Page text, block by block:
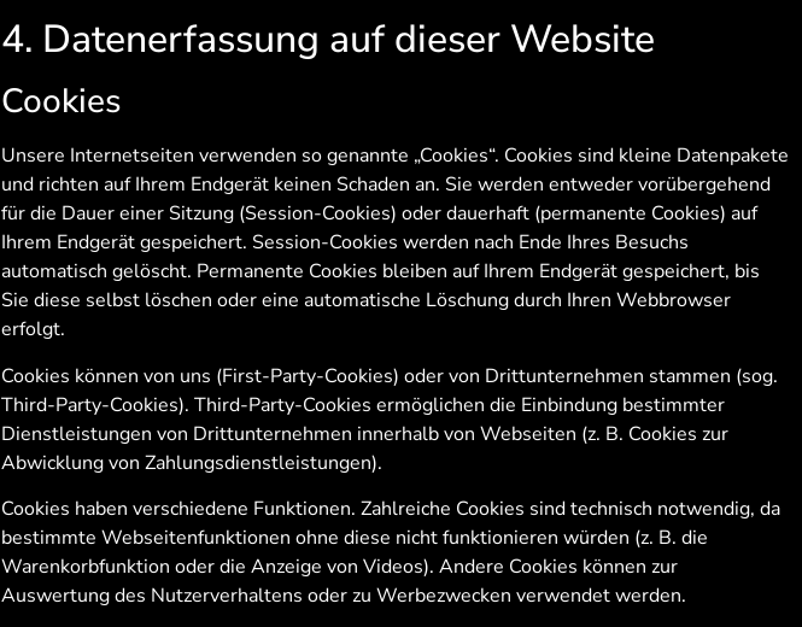
4. Datenerfassung auf dieser Website
Cookies
Unsere Internetseiten verwenden so genannte „Cookies“. Cookies sind kleine Datenpakete
und richten auf Ihrem Endgerät keinen Schaden an. Sie werden entweder vorübergehend
für die Dauer einer Sitzung (Session-Cookies) oder dauerhaft (permanente Cookies) auf
Ihrem Endgerät gespeichert. Session-Cookies werden nach Ende Ihres Besuchs
automatisch gelöscht. Permanente Cookies bleiben auf Ihrem Endgerät gespeichert, bis
Sie diese selbst löschen oder eine automatische Löschung durch Ihren Webbrowser
erfolgt.
Cookies können von uns (First-Party-Cookies) oder von Drittunternehmen stammen (sog.
Third-Party-Cookies). Third-Party-Cookies ermöglichen die Einbindung bestimmter
Dienstleistungen von Drittunternehmen innerhalb von Webseiten (z. B. Cookies zur
Abwicklung von Zahlungsdienstleistungen).
Cookies haben verschiedene Funktionen. Zahlreiche Cookies sind technisch notwendig, da
bestimmte Webseitenfunktionen ohne diese nicht funktionieren würden (z. B. die
Warenkorbfunktion oder die Anzeige von Videos). Andere Cookies können zur
Auswertung des Nutzerverhaltens oder zu Werbezwecken verwendet werden.